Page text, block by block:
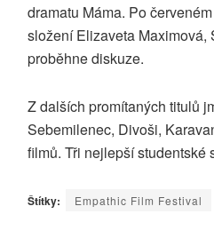
dramatu Máma. Po
složení Elizaveta Maximová,
proběhne diskuze.
Z dalších promítaných titulů
Sebemilenec, Divoši,
filmů. Tři nejlepší studentské
Štítky: Empathic Film Festival